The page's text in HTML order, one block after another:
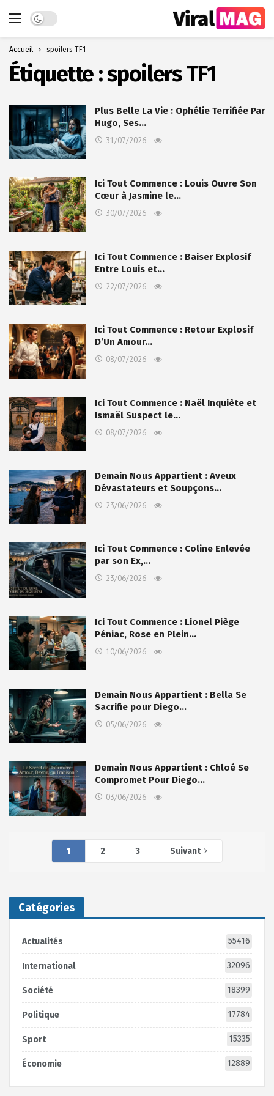
Dark mode
Accueil spoilers TF1
Étiquette :spoilers TF1
Plus Belle La Vie : Ophélie Terrifiée Par
Hugo, Ses…
31/07/2026
Ici Tout Commence : Louis Ouvre Son
Cœur à Jasmine le…
30/07/2026
Ici Tout Commence : Baiser Explosif
Entre Louis et…
22/07/2026
Ici Tout Commence : Retour Explosif
D’Un Amour…
08/07/2026
Ici Tout Commence : Naël Inquiète et
Ismaël Suspect le…
08/07/2026
Demain Nous Appartient : Aveux
Dévastateurs et Soupçons…
23/06/2026
Ici Tout Commence : Coline Enlevée
par son Ex,…
23/06/2026
Ici Tout Commence : Lionel Piège
Péniac, Rose en Plein…
10/06/2026
Demain Nous Appartient : Bella Se
Sacrifie pour Diego…
05/06/2026
Demain Nous Appartient : Chloé Se
Compromet Pour Diego…
03/06/2026
1 2 3 Suivant
Catégories
Actualités 55416
International 32096
Société 18399
Politique 17784
Sport 15335
Économie 12889